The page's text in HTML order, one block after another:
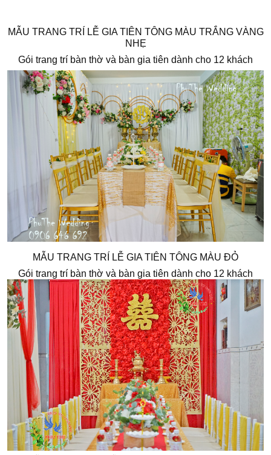
MẪU TRANG TRÍ LỄ GIA TIÊN TÔNG MÀU TRẮNG VÀNG
NHẸ
Gói trang trí bàn thờ và bàn gia tiên dành cho 12 khách
MẪU TRANG TRÍ LỄ GIA TIÊN TÔNG MÀU ĐỎ
Gói trang trí bàn thờ và bàn gia tiên dành cho 12 khách